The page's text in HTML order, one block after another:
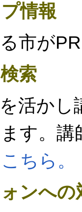
情報
市が
索
活か
す。
こちら。
ンへの